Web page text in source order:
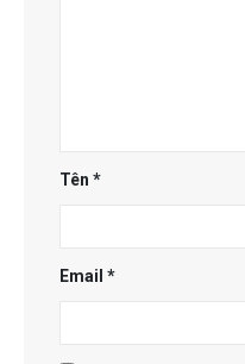
Tên*
Email*